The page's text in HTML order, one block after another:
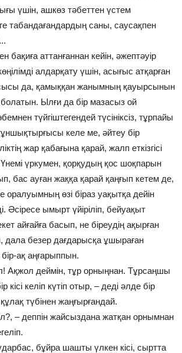
үшін, ашкөз тәбеттен үстем
табандағандардың саны, саусақпен
бақиға аттанғаннан кейін, әжептәуір
алдарқату үшін, асығыс атқарған
да, қамыққан жанымның қауырсынын
болатын. Ылғи да бір мазасыз ой
түйгіштегендей түсініксіз, тұрпайы
тұншықтырғысы келе ме, әйтеу бір
жар қабағына қарай, жалп еткізгісі
үркумен, қорқудың қос шоқпарын
бас ауған жаққа қарай қаңғып кетем де,
оралуымның өзі біраз уақытқа дейін
Әсіресе ымырт үйіріліп, бейуақыт
айғайға басып, не біреудің ақырған
безер дағдарысқа ұшыраған
бір-ақ аңғарыппын.
Ақжол деймін, тұр орныңнан. Тұрсаңшы
кісі келіп күтіп отыр, – деді әлде бір
түбінен жаңғырғандай.
– деппін жайсыздана жатқан орнымнан
бұйра шашты үлкен кісі, сыртта